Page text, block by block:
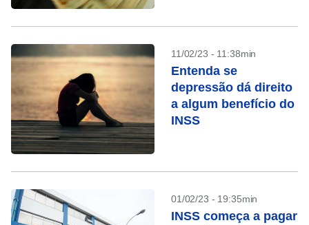
11/02/23 - 11:38min
Entenda se
depressão dá direito
a algum benefício do
INSS
01/02/23 - 19:35min
INSS começa a pagar